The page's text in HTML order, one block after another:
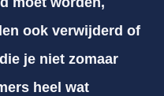
ook verwijderd of
je niet zomaar
heel wat